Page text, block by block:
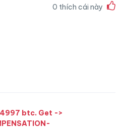
0 thích cái này
btc. Get ->